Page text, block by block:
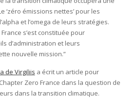
‘zéro émissions nettes’ pour les
et l’omega de leurs stratégies.
s’est constituée pour
d’administration et leurs
nouvelle mission.”
de Virgiliis a écrit un article pour
Zero France dans la question de
dans la transition climatique.